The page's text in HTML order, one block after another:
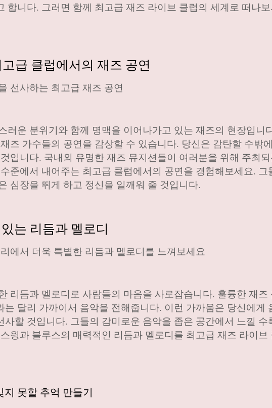
합니다. 그러면 함께 최고급 재즈 라이브 클럽의 세계로 떠나보
급 클럽에서의 재즈 공연
선사하는 최고급 재즈 공연
러운 분위기와 함께 명맥을 이어나가고 있는 재즈의 현장입니
즈 가수들의 공연을 감상할 수 있습니다. 당신은 감탄할 수밖
입니다. 국내외 유명한 재즈 뮤지션들이 여러분을 위해 주최
준에서 내어주는 최고급 클럽에서의 공연을 경험해보세요. 그
심장을 뛰게 하고 정신을 일깨워 줄 것입니다.
는 리듬과 멜로디
에서 더욱 특별한 리듬과 멜로디를 느껴보세요
리듬과 멜로디로 사람들의 마음을 사로잡습니다. 훌륭한 재즈
달리 가까이서 음악을 전해줍니다. 이런 가까움은 당신에게
할 것입니다. 그들의 감미로운 음악을 좁은 공간에서 느낄 수
윙과 블루스의 매력적인 리듬과 멜로디를 최고급 재즈 라이브
못할 추억 만들기